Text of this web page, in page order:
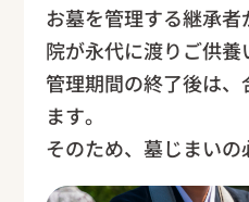
お墓を管理する継承
院が永代に渡りご供養
管理期間の終了後は
ます。
そのため、墓じまいの